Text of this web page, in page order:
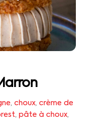
, choux, crème de
,pâte à choux,